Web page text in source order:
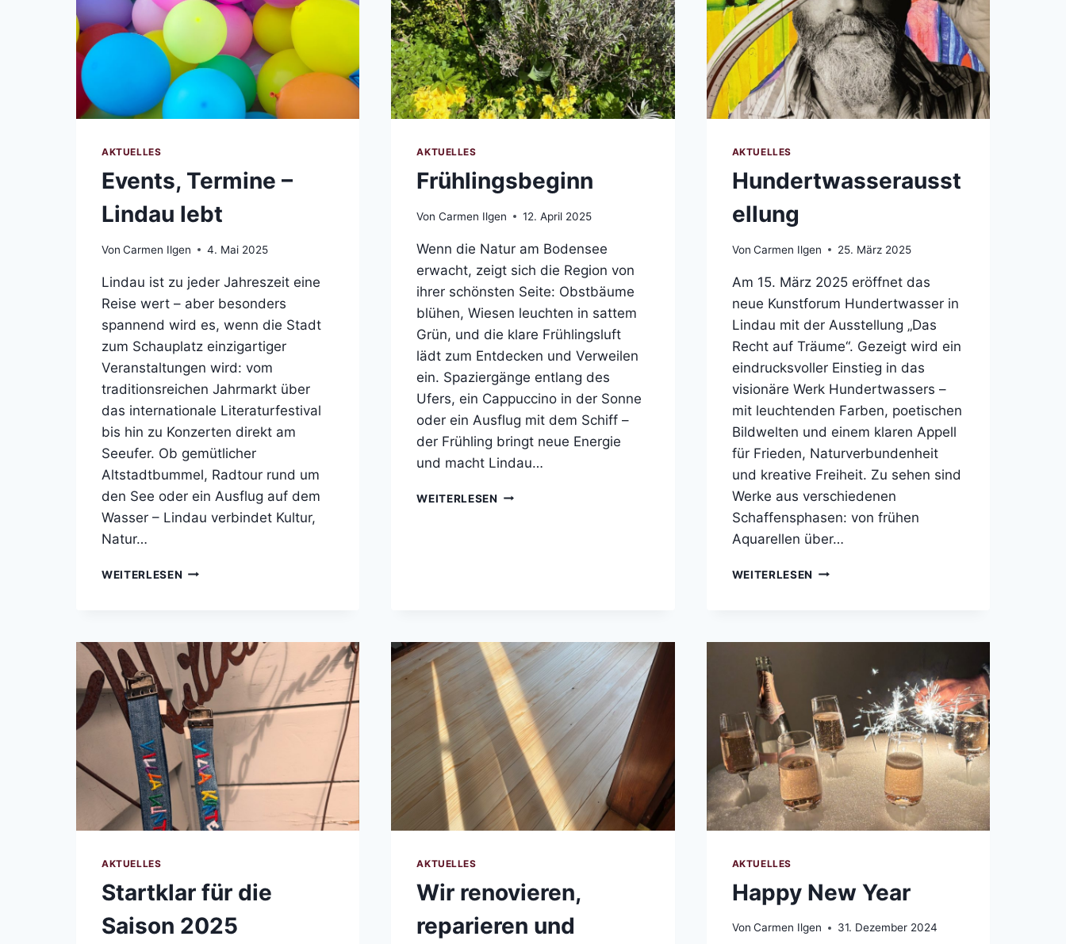
AKTUELLES
Events, Termine –
Lindau lebt
Von Carmen Ilgen 4. Mai 2025
Lindau ist zu jeder Jahreszeit eine
Reise wert – aber besonders
spannend wird es, wenn die Stadt
zum Schauplatz einzigartiger
Veranstaltungen wird: vom
traditionsreichen Jahrmarkt über
das internationale Literaturfestival
bis hin zu Konzerten direkt am
Seeufer. Ob gemütlicher
Altstadtbummel, Radtour rund um
den See oder ein Ausflug auf dem
Wasser – Lindau verbindet Kultur,
Natur…
WEITERLESENEVENTS,
AKTUELLES
Frühlingsbeginn
Von Carmen Ilgen 12. April 2025
Wenn die Natur am Bodensee
erwacht, zeigt sich die Region von
ihrer schönsten Seite: Obstbäume
blühen, Wiesen leuchten in sattem
Grün, und die klare Frühlingsluft
lädt zum Entdecken und Verweilen
ein. Spaziergänge entlang des
Ufers, ein Cappuccino in der Sonne
oder ein Ausflug mit dem Schiff –
der Frühling bringt neue Energie
und macht Lindau…
WEITERLESENFRÜHLINGSBEGINN
AKTUELLES
Hundertwasserausst
ellung
Von Carmen Ilgen 25. März 2025
Am 15. März 2025 eröffnet das
neue Kunstforum Hundertwasser in
Lindau mit der Ausstellung „Das
Recht auf Träume“. Gezeigt wird ein
eindrucksvoller Einstieg in das
visionäre Werk Hundertwassers –
mit leuchtenden Farben, poetischen
Bildwelten und einem klaren Appell
für Frieden, Naturverbundenheit
und kreative Freiheit. Zu sehen sind
Werke aus verschiedenen
Schaffensphasen: von frühen
Aquarellen über…
WEITERLESEN HUNDERTWASSERAUSSTELLUNG
AKTUELLES
Startklar für die
Saison 2025
AKTUELLES
Wir renovieren,
reparieren und
AKTUELLES
Happy New Year
Von Carmen Ilgen 31. Dezember 2024